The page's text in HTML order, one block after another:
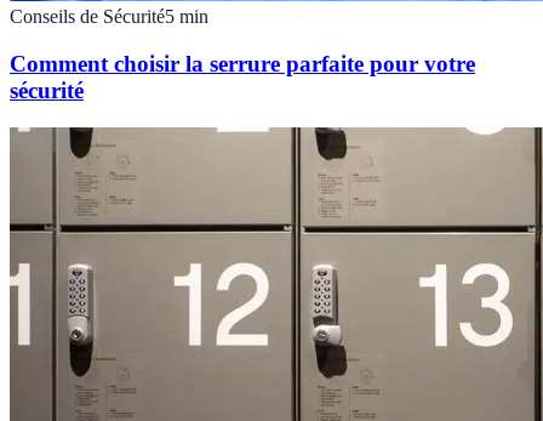
Conseils de Sécurité5 min
Comment choisir la serrure parfaite pour votre
sécurité